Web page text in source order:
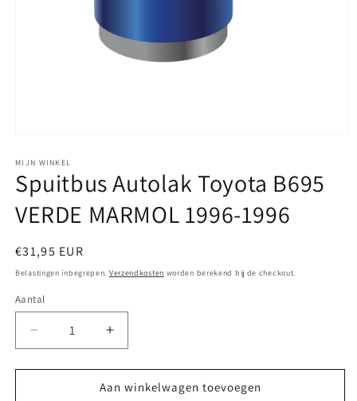
openen
in
modaal
MIJN WINKEL
Spuitbus Autolak Toyota B695
VERDE MARMOL 1996-1996
Normale
prijs
€31,95 EUR
Belastingen inbegrepen. Verzendkosten worden berekend bij de checkout.
Aantal
Aantal
verlagen
voor
Aantal
verhogen
voor
Spuitbus
Aan winkelwagen toevoegen